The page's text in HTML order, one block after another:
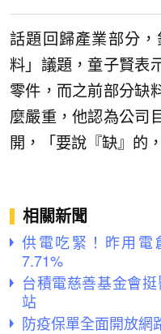
話題回歸產業部分
料」議題，童子賢表
零件，而之前部分缺
麼嚴重，他認為公司
開，「要說『缺』的
相關新聞
供電吃緊！昨用
7.71%
台積電慈善基金會
站
防疫保單全面開放